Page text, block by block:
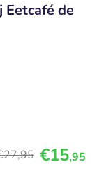
de
,95 €15,95